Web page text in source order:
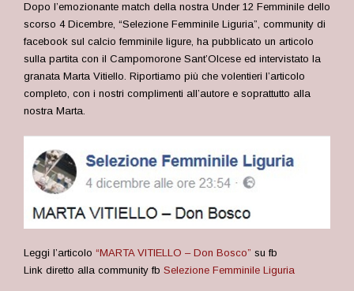
Dopo l’emozionante match della nostra Under 12 Femminile dello
scorso 4 Dicembre, “Selezione Femminile Liguria”, community di
facebook sul calcio femminile ligure, ha pubblicato un articolo
sulla partita con il Campomorone Sant’Olcese ed intervistato la
granata Marta Vitiello. Riportiamo più che volentieri l’articolo
completo, con i nostri complimenti all’autore e soprattutto alla
nostra Marta.
Leggi l’articolo “MARTA VITIELLO – Don Bosco” su fb
Link diretto alla community fb Selezione Femminile Liguria